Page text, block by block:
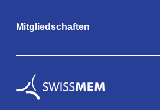
Mitgliedschaften